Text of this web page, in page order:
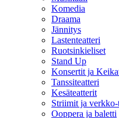
Komedia
Draama
Jännitys
Lastenteatteri
Ruotsinkieliset
Stand Up
Konsertit ja
Tanssiteatteri
Kesäteatterit
Striimit ja verkko-
Ooppera ja baletti